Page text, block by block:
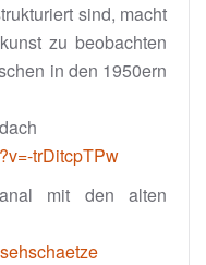
sind, macht
zu beobachten
in den 1950ern
trDitcpTPw
mit den alten